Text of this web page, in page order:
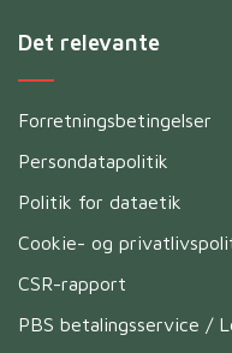
Det relevante
Forretningsbetingelser
Persondatapolitik
Politik for dataetik
Cookie- og
CSR-rapport
PBS betalingsservice /